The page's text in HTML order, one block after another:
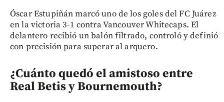
Óscar Estupiñán marcó uno de los goles del FC Juárez
en la victoria 3-1 contra Vancouver Whitecaps. El
delantero recibió un balón filtrado, controló y definió
con precisión para superar al arquero.
¿Cuánto quedó el amistoso entre
Real Betis y Bournemouth?